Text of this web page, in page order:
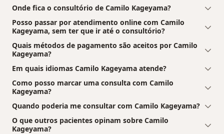
Onde fica o consultório de Camilo Kageyama?
Posso passar por atendimento online com Camilo
Kageyama, sem ter que ir até o consultório?
Quais métodos de pagamento são aceitos por Camilo
Kageyama?
Em quais idiomas Camilo Kageyama atende?
Como posso marcar uma consulta com Camilo
Kageyama?
Quando poderia me consultar com Camilo Kageyama?
O que outros pacientes opinam sobre Camilo
Kageyama?